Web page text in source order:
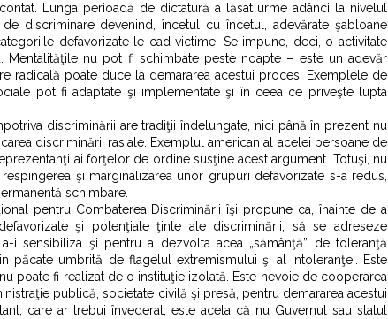
Lunga perioadă de dictatură a lăsat urme adânci la nivelul
discriminare devenind, încetul cu încetul, adevărate şabloane
defavorizate le cad victime. Se impune, deci, o activitate
Mentalităţile nu pot fi schimbate peste noapte – este un adevăr
radicală poate duce la demararea acestui proces. Exemplele de
pot fi adaptate şi implementate şi în ceea ce priveşte lupta
discriminării are tradiţii îndelungate, nici până în prezent nu
discriminării rasiale. Exemplul american al acelei persoane de
ai forţelor de ordine susţine acest argument. Totuşi, nu
şi marginalizarea unor grupuri defavorizate s-a redus,
schimbare.
pentru Combaterea Discriminării îşi propune ca, înainte de a
şi potenţiale ţinte ale discriminării, să se adreseze
i sensibiliza şi pentru a dezvolta acea „sămânţă” de toleranţă
păcate umbrită de flagelul extremismului şi al intoleranţei. Este
poate fi realizat de o instituţie izolată. Este nevoie de cooperarea
publică, societate civilă şi presă, pentru demararea acestui
care ar trebui învederat, este acela că nu Guvernul sau statul